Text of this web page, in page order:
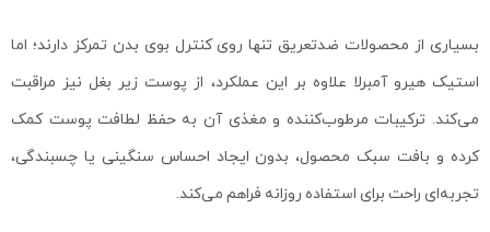
بسیاری از محصولات ضدتعریق تنها روی کنترل بوی بدن تمرکز دارند؛ اما
استیک هیرو آمبرلا علاوه بر این عملکرد، از پوست زیر بغل نیز مراقبت
می‌کند. ترکیبات مرطوب‌کننده و مغذی آن به حفظ لطافت پوست کمک
کرده و بافت سبک محصول، بدون ایجاد احساس سنگینی یا چسبندگی،
تجربه‌ای راحت برای استفاده روزانه فراهم می‌کند.